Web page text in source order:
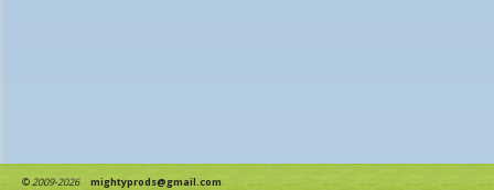
©2009-2026
mightyprods@gmail.com